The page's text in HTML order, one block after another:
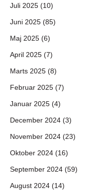
Juli 2025 (10)
Juni 2025 (85)
Maj 2025 (6)
April 2025 (7)
Marts 2025 (8)
Februar 2025 (7)
Januar 2025 (4)
December 2024 (3)
November 2024 (23)
Oktober 2024 (16)
September 2024 (59)
August 2024 (14)